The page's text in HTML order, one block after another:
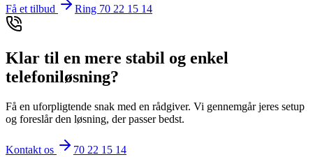
Få et tilbud Ring 70 22 15 14
Klar til en mere stabil og enkel
telefoniløsning?
Få en uforpligtende snak med en rådgiver. Vi gennemgår jeres setup
og foreslår den løsning, der passer bedst.
Kontakt os
70 22 15 14